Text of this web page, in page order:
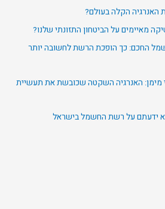
האנרגיה הקלה בעולם?
מאיימים על הביטחון התזונתי שלנו?
החכם: כך הופכת הרשת לחשובה יותר
מימן: האנרגיה השקטה שכובשת את תעשיית